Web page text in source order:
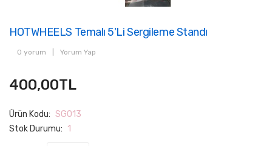
HOTWHEELS Temalı 5'li Sergileme Standı
0 yorum Yorum Yap
400,00TL
Ürün Kodu: SG013
Stok Durumu: 1